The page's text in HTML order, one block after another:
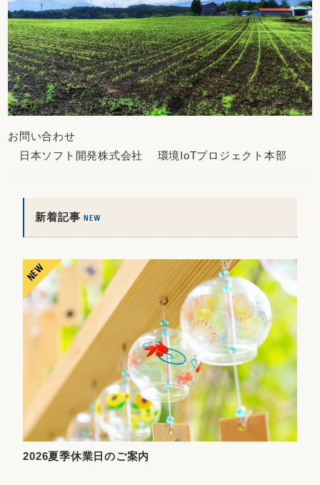
お問い合わせ
日本ソフト開発株式会社 環境IoTプロジェクト本部
新着記事NEW
2026夏季休業日のご案内